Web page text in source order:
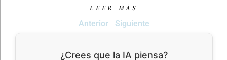
LEER MÁS
Anterior Siguiente
¿Crees que la IA piensa?